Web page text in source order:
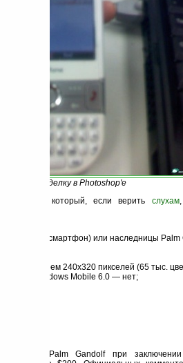
на подделку в Photoshop'е
Gandolf, который, если верить слухам
Mobile 6.0 (смартфон) или наследницы Palm
разрешением 240х320 пикселей (65 тыс.
с Windows Mobile 6.0 — нет;
Palm Gandolf при